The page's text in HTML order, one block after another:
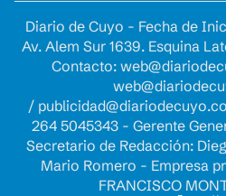
Diario de Cuyo - Fecha de
Av. Alem Sur 1639. Esquina
Contacto:
/
264 5045343 - Gerente
Secretario de Redacción:
Mario Romero - Empresa
FRANCISCO